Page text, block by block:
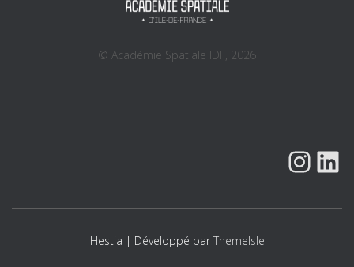
© Académie Spatiale IDF, 2026
INSTAGRAM
Hestia | Développé par ThemeIsle